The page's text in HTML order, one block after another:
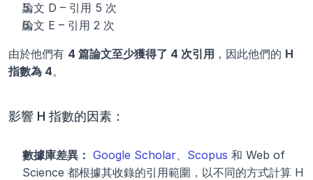
論文 D – 引用 5 次
論文 E – 引用 2 次
由於他們有 4 篇論文至少獲得了 4 次引用 ，因此他們的 H
指數為 4。
影響 H 指數的因素：
數據庫差異： Google Scholar、 Scopus 和 Web of
Science 都根據其收錄的引用範圍，以不同的方式計算 H